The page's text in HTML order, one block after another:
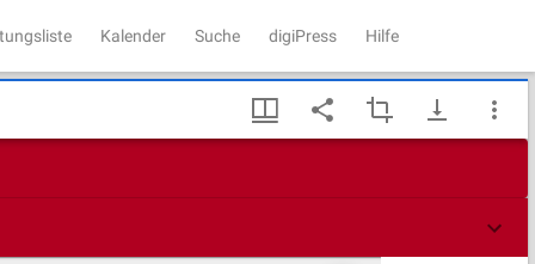
Kalender Suche digiPress Hilfe